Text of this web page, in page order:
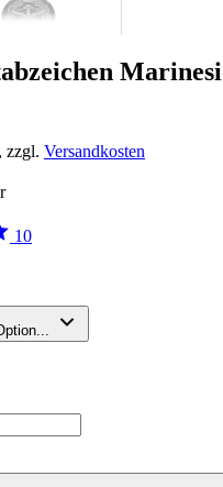
zzgl. Versandkosten
10